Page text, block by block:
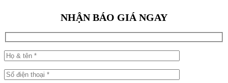
NHẬN BÁO GIÁ NGAY